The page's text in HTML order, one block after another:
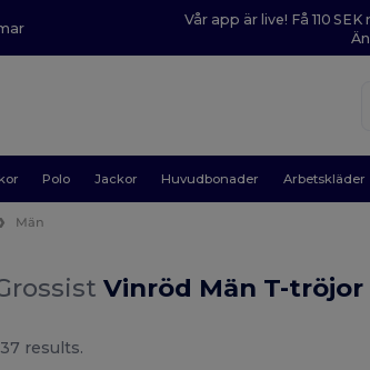
Vår app är live! Få 110
Polo Jackor Huvudbonader Arbetskläder
Män
Vinröd Män T-tröjor
results.